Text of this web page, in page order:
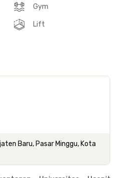
Gym
Lift
Baru, Pasar Minggu, Kota